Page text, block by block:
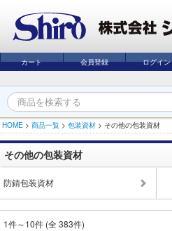
カート 会員登録 ログイン
HOME > 商品一覧 > 包装資材 > その他の包装資材
その他の包装資材
防錆包装資材
1件～10件 (全 383件)